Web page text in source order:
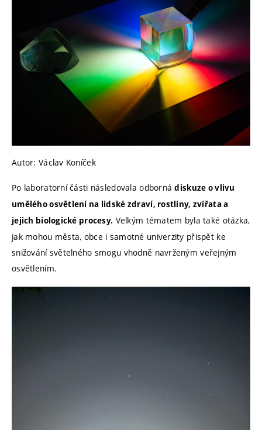
Autor: Václav Koníček
Po laboratorní části následovala odbornádiskuze o vlivu
umělého osvětlení na lidské zdraví, rostliny, zvířata a
jejich biologické procesy. Velkým tématem byla také otázka,
jak mohou města, obce i samotné univerzity přispět ke
snižování světelného smogu vhodně navrženým veřejným
osvětlením.